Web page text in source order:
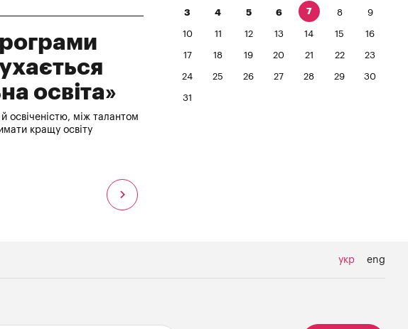
освіта»
освіченістю, між талантом
кращу освіту
3 4 5 6 7 8 9
10 11 12 13 14 15 16
17 18 19 20 21 22 23
24 25 26 27 28 29 30
31
укр eng